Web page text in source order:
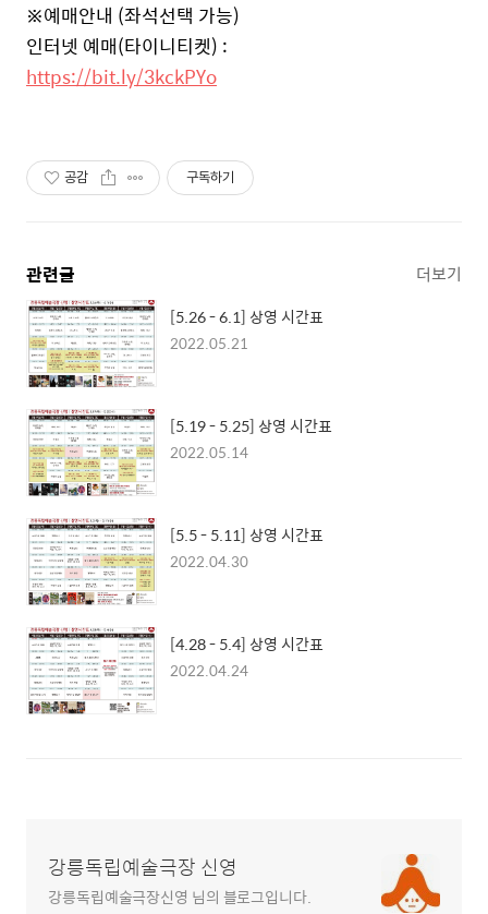
※예매안내 (좌석선택 가능)
인터넷 예매(타이니티켓) :
https://bit.ly/3kckPYo
공감 구독하기
관련글 더보기
[5.26 - 6.1] 상영 시간표
2022.05.21
[5.19 - 5.25] 상영 시간표
2022.05.14
[5.5 - 5.11] 상영 시간표
2022.04.30
[4.28 - 5.4] 상영 시간표
2022.04.24
강릉독립예술극장 신영
강릉독립예술극장신영 님의 블로그입니다.